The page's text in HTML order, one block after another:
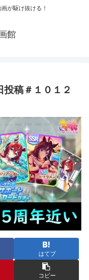
が駆け抜ける！
館
投稿＃１０１２
はてブ
コピー